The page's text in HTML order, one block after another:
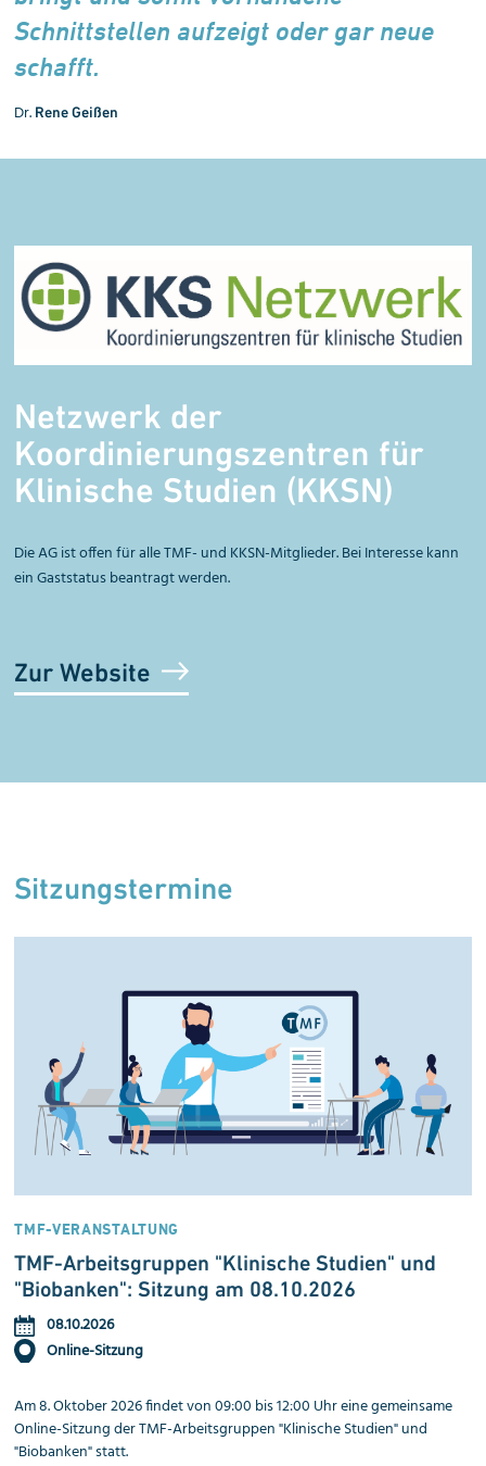
Schnittstellen aufzeigt oder gar neue
schafft.
Dr. Rene Geißen
Netzwerk der
Koordinierungs­zentren für
Klinische Studien (KKSN)
Die AG ist offen für alle TMF- und KKSN-Mitglieder. Bei Interesse kann
ein Gaststatus beantragt werden.
Zur Website
Sitzungstermine
TMF-VERANSTALTUNG
TMF-Arbeitsgruppen "Klinische Studien" und
"Biobanken": Sitzung am 08.10.2026
08.10.2026
Online-Sitzung
Am 8. Oktober 2026 findet von 09:00 bis 12:00 Uhr eine gemeinsame
Online-Sitzung der TMF-Arbeitsgruppen "Klinische Studien" und
"Biobanken" statt.